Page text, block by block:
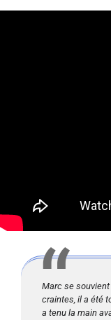
Marc se
craintes, il a été
a tenu la main